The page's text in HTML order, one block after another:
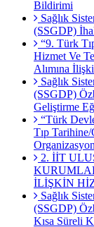
Bildirimi
Sağlık
(SSGDP)
“9. Türk
Hizmet Ve
Alımına
Sağlık
(SSGDP)
Geliştirme
“Türk
Tıp
2. İİT
İLİŞKİN
Sağlık
(SSGDP)
Kısa Süreli